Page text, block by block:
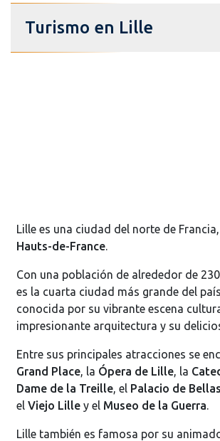
Turismo en Lille
Lille es una ciudad del norte de
Hauts-de-France.
Con una población de alrededor de
es la cuarta ciudad más grande del
conocida por su vibrante escena
impresionante arquitectura y su
Entre sus principales atracciones se
Grand Place, la Ópera de Lille, la
Dame de la Treille, el Palacio de
el Viejo Lille y el Museo de la Guerra.
Lille también es famosa por su